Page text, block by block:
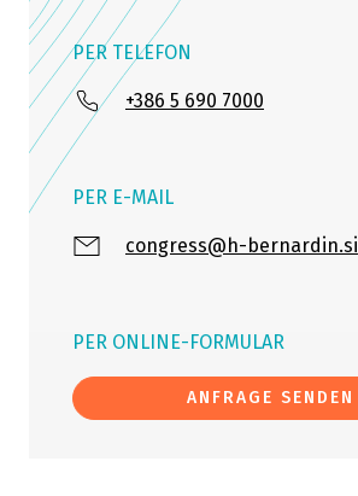
PER TELEFON
+386 5 690 7000
PER E-MAIL
congress@h-bernardin.si
PER ONLINE-FORMULAR
ANFRAGE SENDEN